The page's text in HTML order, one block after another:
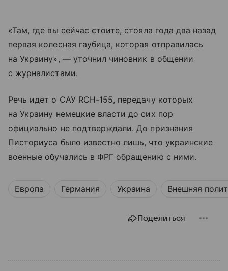
«Там, где вы сейчас стоите, стояла года два назад
первая колесная гаубица, которая отправилась
на Украину», — уточнил чиновник в общении
с журналистами.
Речь идет о САУ RCH-155, передачу которых
на Украину немецкие власти до сих пор
официально не подтверждали. До признания
Писториуса было известно лишь, что украинские
военные обучались в ФРГ обращению с ними.
Европа Германия Украина Внешняя
Поделиться